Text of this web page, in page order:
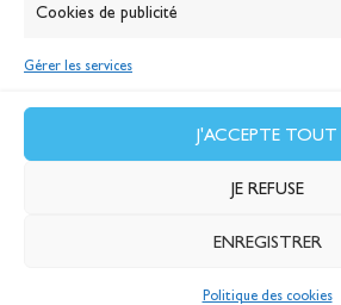
Cookies de publicité
Gérer les services
J'ACCEPTE TOUT
JE REFUSE
ENREGISTRER
Politique des cookies
ABONNEZ-
J'accepte la
© 2026 Banque